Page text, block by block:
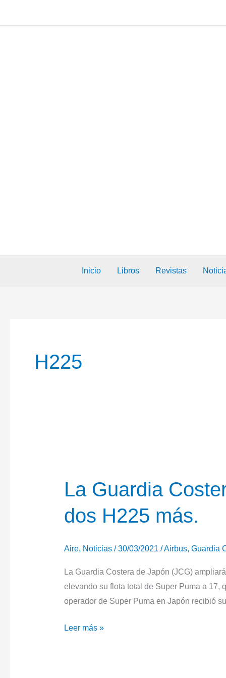
Inicio Libros Revistas
H225
La Guardia
dos H225 más.
Aire, Noticias/30/03/2021 /Airbus, Guardia
La Guardia Costera de Japón (JCG)
elevando su flota total de Super Puma a 17,
operador de Super Puma en Japón recibió
La
Leer más »